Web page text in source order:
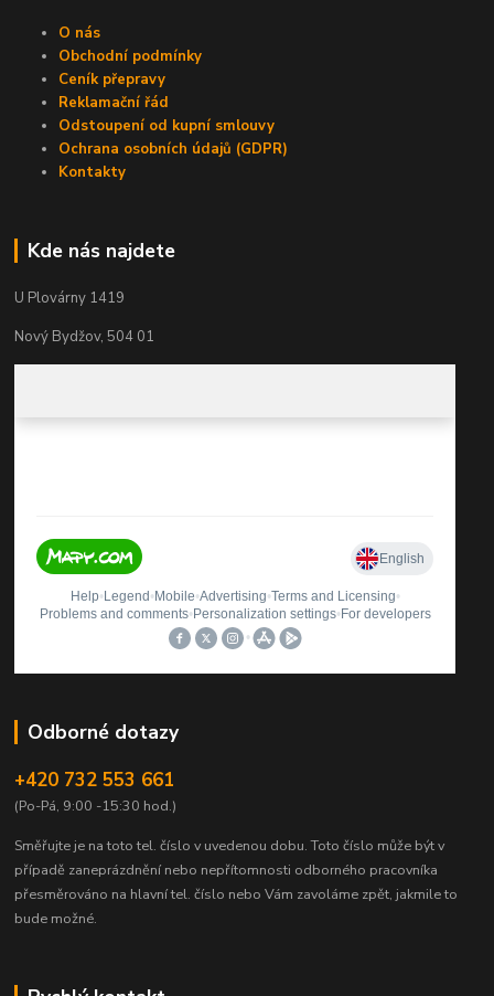
O nás
Obchodní podmínky
Ceník přepravy
Reklamační řád
Odstoupení od kupní smlouvy
Ochrana osobních údajů (GDPR)
Kontakty
Kde nás najdete
U Plovárny 1419
Nový Bydžov, 504 01
Odborné dotazy
+420 732 553 661
(Po-Pá, 9:00 -15:30 hod.)
Směřujte je na toto tel. číslo v uvedenou dobu. Toto číslo může být v
případě zaneprázdnění nebo nepřítomnosti odborného pracovníka
přesměrováno na hlavní tel. číslo nebo Vám zavoláme zpět, jakmile to
bude možné.